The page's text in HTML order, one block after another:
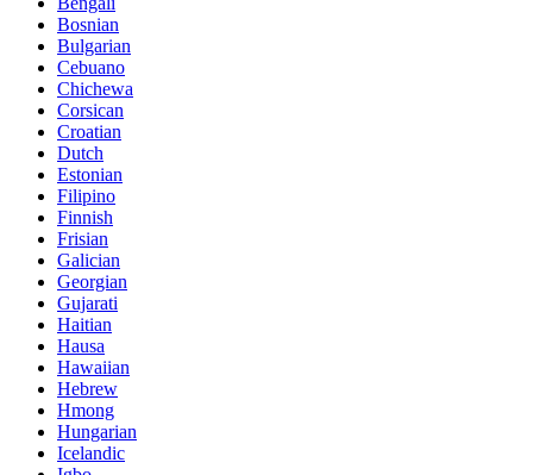
Bosnian
Bulgarian
Cebuano
Chichewa
Corsican
Croatian
Dutch
Estonian
Filipino
Finnish
Frisian
Galician
Georgian
Gujarati
Haitian
Hausa
Hawaiian
Hebrew
Hmong
Hungarian
Icelandic